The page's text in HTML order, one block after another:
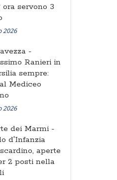
servono 3
2026
-
Ranieri in
sempre:
Mediceo
2026
dei Marmi -
d'Infanzia
aperte
2 posti nella